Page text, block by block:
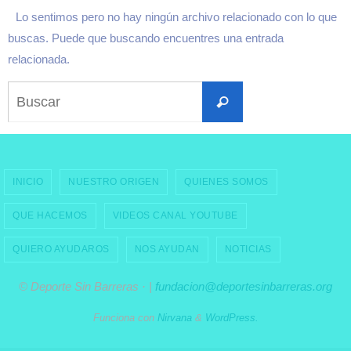
Lo sentimos pero no hay ningún archivo relacionado con lo que
buscas. Puede que buscando encuentres una entrada
relacionada.
Buscar
INICIO NUESTRO ORIGEN QUIENES SOMOS
QUE HACEMOS VIDEOS CANAL YOUTUBE
QUIERO AYUDAROS NOS AYUDAN NOTICIAS
© Deporte Sin Barreras · | fundacion@deportesinbarreras.org
Funciona con Nirvana& WordPress.